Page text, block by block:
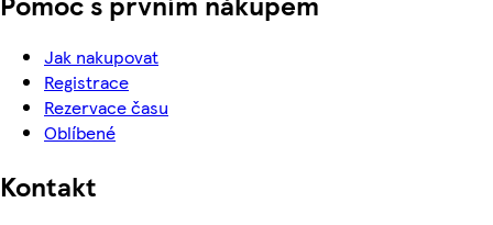
Jak nakupovat
Registrace
Rezervace času
Oblíbené
Kontakt